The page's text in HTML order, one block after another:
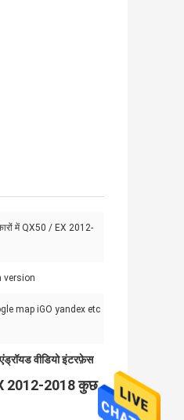
में QX50 / EX 2012-
version
map iGO yandex etc
वीडियो इंटरफ़ेस
2012-2018 कुछ